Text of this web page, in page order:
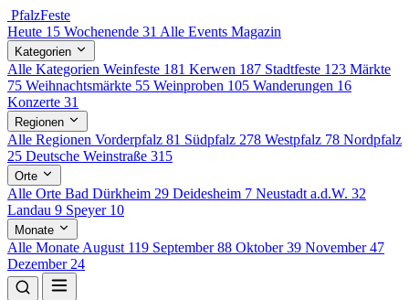
PfalzFeste
Heute 15 Wochenende 31 Alle Events Magazin
Kategorien
Alle Kategorien Weinfeste 181 Kerwen 187 Stadtfeste 123 Märkte
75 Weihnachtsmärkte 55 Weinproben 105 Wanderungen 16
Konzerte 31
Regionen
Alle Regionen Vorderpfalz 81 Südpfalz 278 Westpfalz 78 Nordpfalz
25 Deutsche Weinstraße 315
Orte
Alle Orte Bad Dürkheim 29 Deidesheim 7 Neustadt a.d.W. 32
Landau 9 Speyer 10
Monate
Alle Monate August 119 September88 Oktober39 November47
Dezember 24